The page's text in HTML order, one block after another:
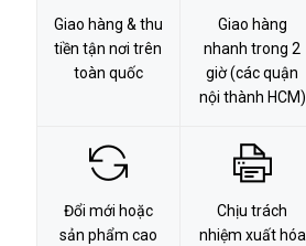
Giao hàng & thu
tiền tận nơi trên
toàn quốc
Giao hàng
nhanh trong 2
giờ (các quận
nội thành HCM)
Đổi mới hoặc
sản phẩm cao
Chịu trách
nhiệm xuất hóa